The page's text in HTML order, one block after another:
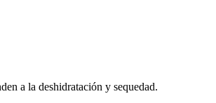
a la deshidratación y sequedad.